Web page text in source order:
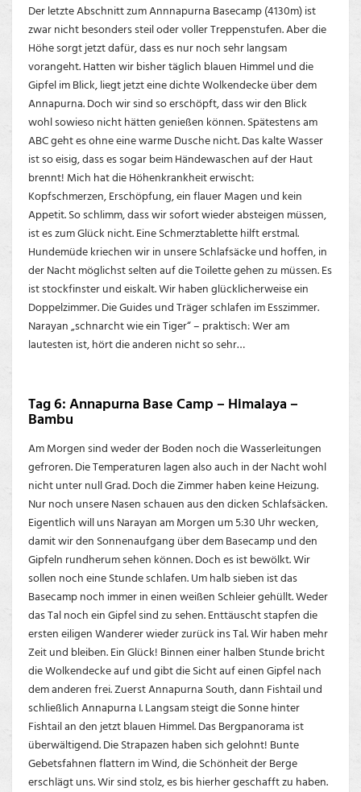
Der letzte Abschnitt zum Annnapurna Basecamp (4130m) ist
zwar nicht besonders steil oder voller Treppenstufen. Aber die
Höhe sorgt jetzt dafür, dass es nur noch sehr langsam
vorangeht. Hatten wir bisher täglich blauen Himmel und die
Gipfel im Blick, liegt jetzt eine dichte Wolkendecke über dem
Annapurna. Doch wir sind so erschöpft, dass wir den Blick
wohl sowieso nicht hätten genießen können. Spätestens am
ABC geht es ohne eine warme Dusche nicht. Das kalte Wasser
ist so eisig, dass es sogar beim Händewaschen auf der Haut
brennt! Mich hat die Höhenkrankheit erwischt:
Kopfschmerzen, Erschöpfung, ein flauer Magen und kein
Appetit. So schlimm, dass wir sofort wieder absteigen müssen,
ist es zum Glück nicht. Eine Schmerztablette hilft erstmal.
Hundemüde kriechen wir in unsere Schlafsäcke und hoffen, in
der Nacht möglichst selten auf die Toilette gehen zu müssen. Es
ist stockfinster und eiskalt. Wir haben glücklicherweise ein
Doppelzimmer. Die Guides und Träger schlafen im Esszimmer.
Narayan „schnarcht wie ein Tiger“ – praktisch: Wer am
lautesten ist, hört die anderen nicht so sehr…
Tag 6: Annapurna Base Camp – Himalaya –
Bambu
Am Morgen sind weder der Boden noch die Wasserleitungen
gefroren. Die Temperaturen lagen also auch in der Nacht wohl
nicht unter null Grad. Doch die Zimmer haben keine Heizung.
Nur noch unsere Nasen schauen aus den dicken Schlafsäcken.
Eigentlich will uns Narayan am Morgen um 5:30 Uhr wecken,
damit wir den Sonnenaufgang über dem Basecamp und den
Gipfeln rundherum sehen können. Doch es ist bewölkt. Wir
sollen noch eine Stunde schlafen. Um halb sieben ist das
Basecamp noch immer in einen weißen Schleier gehüllt. Weder
das Tal noch ein Gipfel sind zu sehen. Enttäuscht stapfen die
ersten eiligen Wanderer wieder zurück ins Tal. Wir haben mehr
Zeit und bleiben. Ein Glück! Binnen einer halben Stunde bricht
die Wolkendecke auf und gibt die Sicht auf einen Gipfel nach
dem anderen frei. Zuerst Annapurna South, dann Fishtail und
schließlich Annapurna I. Langsam steigt die Sonne hinter
Fishtail an den jetzt blauen Himmel. Das Bergpanorama ist
überwältigend. Die Strapazen haben sich gelohnt! Bunte
Gebetsfahnen flattern im Wind, die Schönheit der Berge
erschlägt uns. Wir sind stolz, es bis hierher geschafft zu haben.